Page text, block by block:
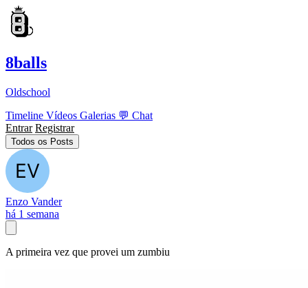
8balls
Oldschool
Timeline Vídeos Galerias 💬 Chat
Entrar Registrar
Todos os Posts
Enzo Vander
há 1 semana
A primeira vez que provei um zumbiu